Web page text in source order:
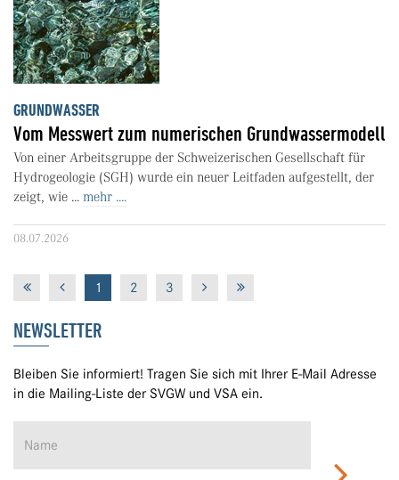
GRUNDWASSER
Vom Messwert zum numerischen Grundwassermodell
Von einer Arbeitsgruppe der Schweizerischen Gesellschaft für
Hydrogeologie (SGH) wurde ein neuer Leitfaden aufgestellt, der
zeigt, wie ... mehr ....
08.07.2026
1 2 3
NEWSLETTER
Bleiben Sie informiert! Tragen Sie sich mit Ihrer E-Mail Adresse
in die Mailing-Liste der SVGW und VSA ein.